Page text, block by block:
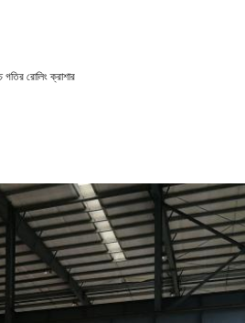
গতির রোলিং ক্রাশার